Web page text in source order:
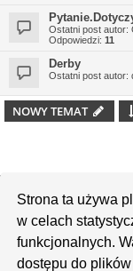
Strona ta używa
w celach
funkcjonalnych.
dostępu do
Ostatni post autor:
Odpowiedzi: 11
Derby
Ostatni post autor:
NOWY TEMAT
Nie możesztworzyć
Nie możesz
odpowiadać w
Nie możeszzmieniać
Nie możesz usuwać